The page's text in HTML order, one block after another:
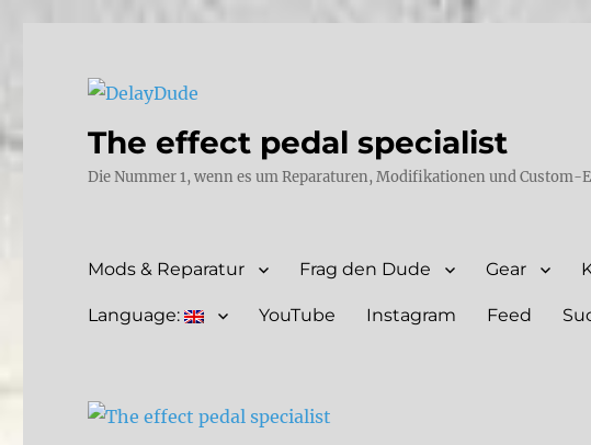
The effect pedal specialist
Die Nummer 1, wenn es um Reparaturen, Modifikationen und Custom-
Mods & Reparatur Frag den Dude Gear
Language: YouTube Instagram Feed